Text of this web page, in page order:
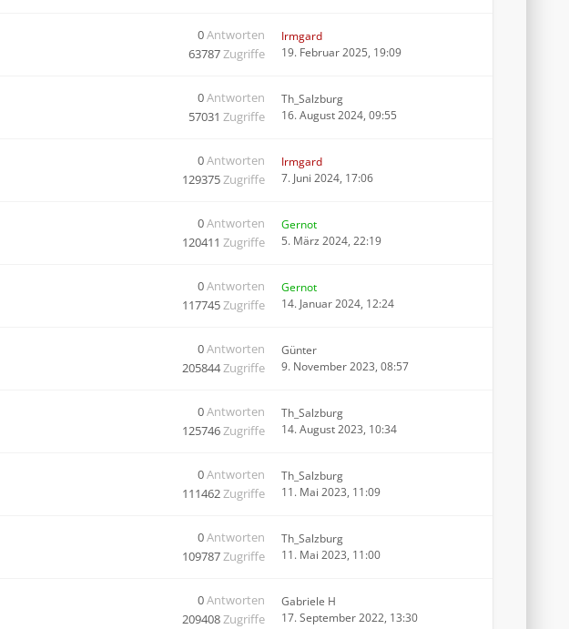
0Antworten
63787Zugriffe
Irmgard
19. Februar 2025, 19:09
0Antworten
57031 Zugriffe
Th_Salzburg
16. August 2024, 09:55
0Antworten
129375Zugriffe
Irmgard
7. Juni 2024, 17:06
0Antworten
120411 Zugriffe
Gernot
5. März 2024, 22:19
0Antworten
117745Zugriffe
Gernot
14. Januar 2024, 12:24
0Antworten
205844Zugriffe
Günter
9. November 2023, 08:57
0Antworten
125746Zugriffe
Th_Salzburg
14. August 2023, 10:34
0Antworten
111462Zugriffe
Th_Salzburg
11. Mai 2023, 11:09
0Antworten
109787Zugriffe
Th_Salzburg
11. Mai 2023, 11:00
0Antworten
209408Zugriffe
Gabriele H
17. September 2022, 13:30